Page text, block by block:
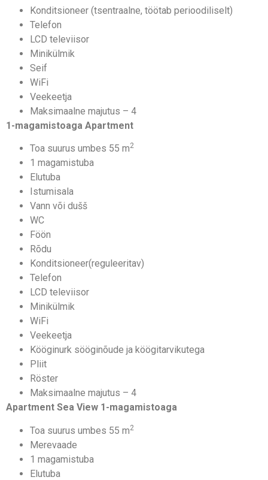
Konditsioneer (tsentraalne, töötab perioodiliselt)
Telefon
LCD televiisor
Minikülmik
Seif
WiFi
Veekeetja
Maksimaalne majutus – 4
1-magamistoaga Apartment
Toa suurus umbes 55 m2
1 magamistuba
Elutuba
Istumisala
Vann või dušš
WC
Föön
Rõdu
Konditsioneer(reguleeritav)
Telefon
LCD televiisor
Minikülmik
WiFi
Veekeetja
Kööginurk sööginõude ja köögitarvikutega
Pliit
Röster
Maksimaalne majutus – 4
Apartment Sea View 1-magamistoaga
Toa suurus umbes 55 m2
Merevaade
1 magamistuba
Elutuba